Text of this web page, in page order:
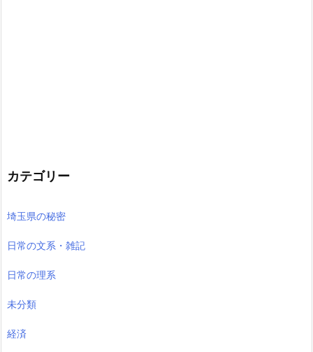
カテゴリー
埼玉県の秘密
日常の文系・雑記
日常の理系
未分類
経済